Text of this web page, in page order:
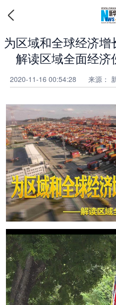
为区域和全球经济
解读区域全面经
2020-11-16 00:54:28 来源：